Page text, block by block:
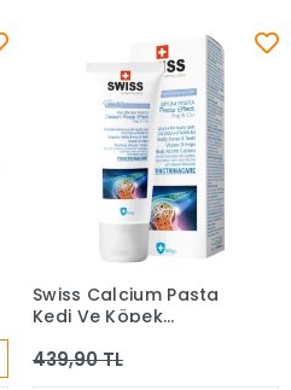
Swiss Calcium Pasta
Kedi Ve Köpek
Gr
439,90 TL